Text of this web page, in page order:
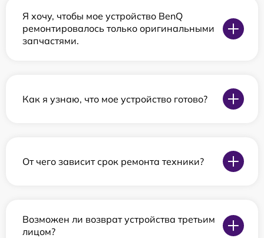
Я хочу, чтобы мое устройство BenQ
ремонтировалось только оригинальными
запчастями.
Как я узнаю, что мое устройство готово?
От чего зависит срок ремонта техники?
Возможен ли возврат устройства третьим
лицом?